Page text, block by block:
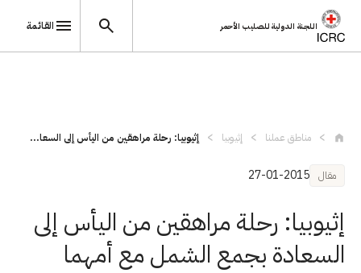
اللجنة الدولية للصليب الأحمر القائمة
مناطق عملنا إثيوبيا إثيوبيا: رحلة مراهقين من اليأس إلى السعا...
مقال 27-01-2015
إثيوبيا: رحلة مراهقين من اليأس إلى
السعادة بجمع الشمل مع أمهما